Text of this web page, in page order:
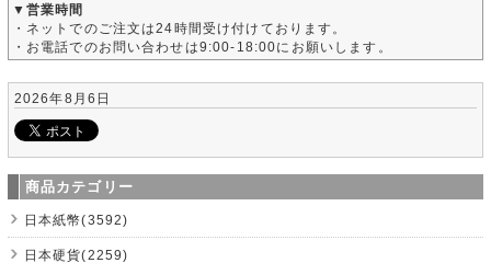
▼営業時間
・ネットでのご注文は24時間受け付けております。
・お電話でのお問い合わせは9:00-18:00にお願いします。
2026年8月6日
商品カテゴリー
日本紙幣(3592)
日本硬貨(2259)